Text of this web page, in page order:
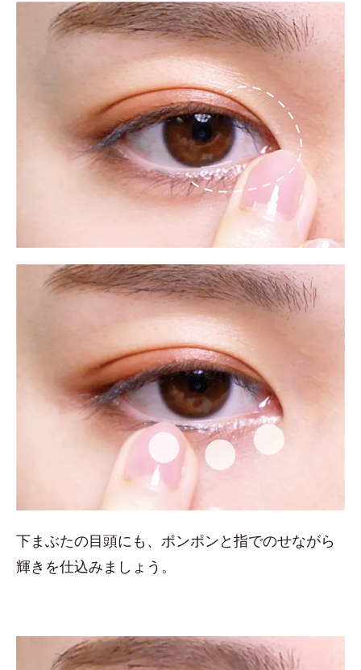
下まぶたの目頭にも、ポンポンと指でのせながら
輝きを仕込みましょう。